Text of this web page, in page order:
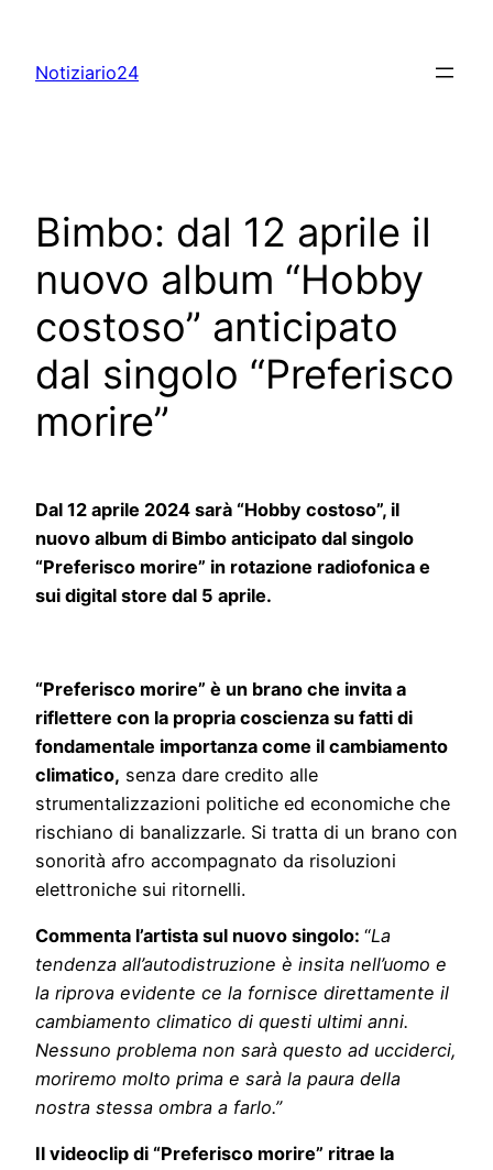
content
Notiziario24
Bimbo: dal 12 aprile il
nuovo album “Hobby
costoso” anticipato
dal singolo “Preferisco
morire”
Dal 12 aprile 2024 sarà “Hobby costoso”, il
nuovo album di Bimbo anticipato dal singolo
“Preferisco morire” in rotazione radiofonica e
sui digital store dal 5 aprile.
“Preferisco morire” è un brano che invita a
riflettere con la propria coscienza su fatti di
fondamentale importanza come il cambiamento
climatico, senza dare credito alle
strumentalizzazioni politiche ed economiche che
rischiano di banalizzarle. Si tratta di un brano con
sonorità afro accompagnato da risoluzioni
elettroniche sui ritornelli.
Commenta l’artista sul nuovo singolo: “La
tendenza all’autodistruzione è insita nell’uomo e
la riprova evidente ce la fornisce direttamente il
cambiamento climatico di questi ultimi anni.
Nessuno problema non sarà questo ad ucciderci,
moriremo molto prima e sarà la paura della
nostra stessa ombra a farlo.”
Il videoclip di “Preferisco morire” ritrae la